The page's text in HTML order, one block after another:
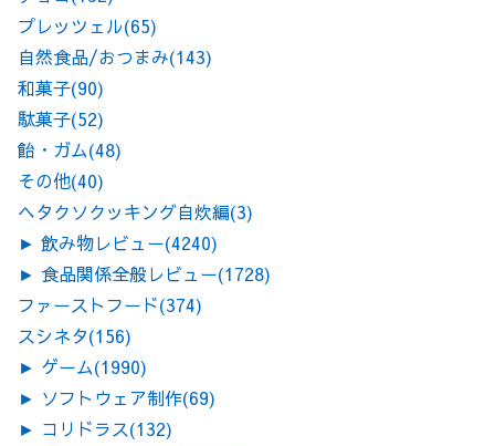
プレッツェル(65)
自然食品/おつまみ(143)
和菓子(90)
駄菓子(52)
飴・ガム(48)
その他(40)
ヘタクソクッキング自炊編(3)
► 飲み物レビュー(4240)
► 食品関係全般レビュー(1728)
ファーストフード(374)
スシネタ(156)
► ゲーム(1990)
► ソフトウェア制作(69)
► コリドラス(132)